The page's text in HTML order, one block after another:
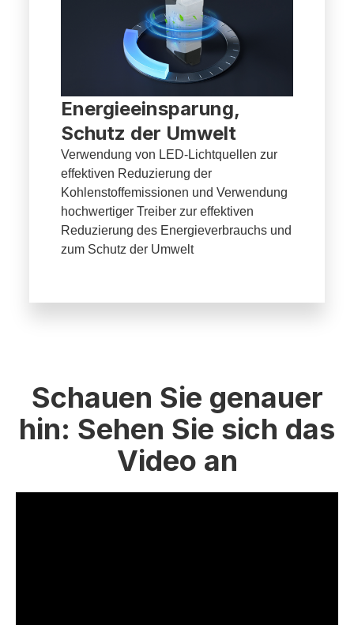
Energieeinsparung,
Schutz der Umwelt
Verwendung von LED-Lichtquellen zur
effektiven Reduzierung der
Kohlenstoffemissionen und Verwendung
hochwertiger Treiber zur effektiven
Reduzierung des Energieverbrauchs und
zum Schutz der Umwelt
Schauen Sie genauer
hin: Sehen Sie sich das
Video an